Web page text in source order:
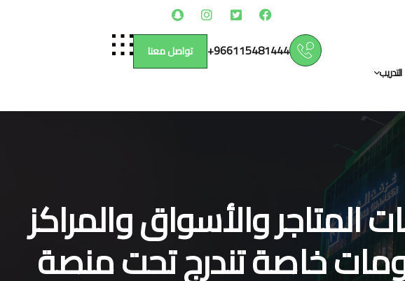
التدريب
966115481444+ تواصل معنا
المتاجر والأسواق والمراكز
خاصة تندرج تحت منصة